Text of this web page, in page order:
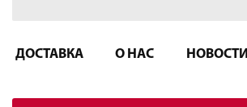
ДОСТАВКА О НАС НОВОСТИ